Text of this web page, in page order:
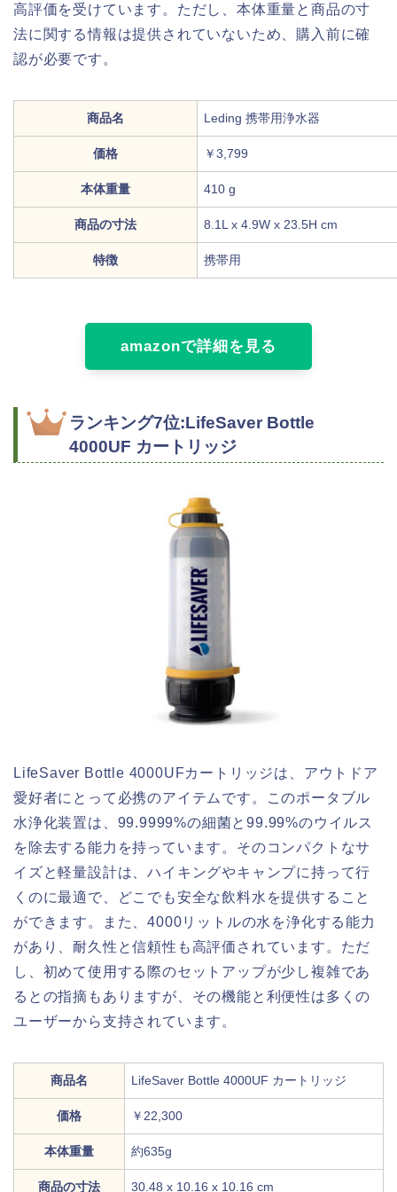
高評価を受けています。ただし、本体重量と商品の寸
法に関する情報は提供されていないため、購入前に確
認が必要です。
商品名 Leding 携帯用浄水器
価格 ￥3,799
本体重量 410 g
商品の寸法 8.1L x 4.9W x 23.5H cm
特徴 携帯用
amazonで詳細を見る
ランキング7位:LifeSaver Bottle
4000UF カートリッジ
LifeSaver Bottle 4000UFカートリッジは、アウトドア
愛好者にとって必携のアイテムです。このポータブル
水浄化装置は、99.9999%の細菌と99.99%のウイルス
を除去する能力を持っています。そのコンパクトなサ
イズと軽量設計は、ハイキングやキャンプに持って行
くのに最適で、どこでも安全な飲料水を提供すること
ができます。また、4000リットルの水を浄化する能力
があり、耐久性と信頼性も高評価されています。ただ
し、初めて使用する際のセットアップが少し複雑であ
るとの指摘もありますが、その機能と利便性は多くの
ユーザーから支持されています。
商品名 LifeSaver Bottle 4000UF カートリッジ
価格 ￥22,300
本体重量 約635g
商品の寸法 30.48 x 10.16 x 10.16 cm